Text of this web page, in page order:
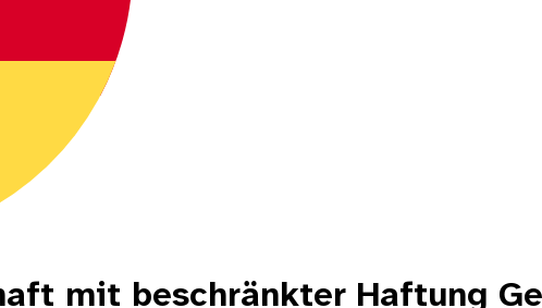
mit beschränkter Haftung